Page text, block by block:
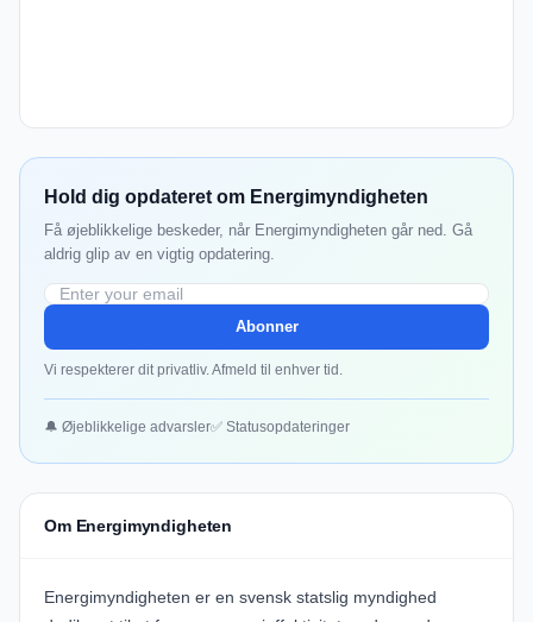
Hold dig opdateret om Energimyndigheten
Få øjeblikkelige beskeder, når Energimyndigheten går ned. Gå
aldrig glip av en vigtig opdatering.
Abonner
Vi respekterer dit privatliv. Afmeld til enhver tid.
🔔 Øjeblikkelige advarsler✅ Statusopdateringer
Om Energimyndigheten
Energimyndigheten er en svensk statslig myndighed